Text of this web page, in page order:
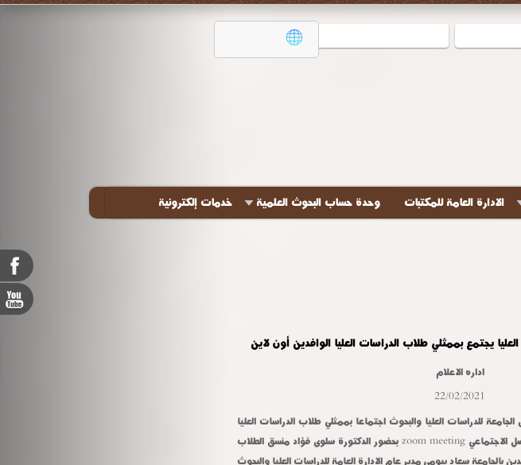
الادارة العامة للمكتبات وحدة حساب البحوث العلمية خدمات إلكترونية
يجتمع بممثلي طلاب الدراسات العليا الوافدين أون لاين
اداره الاعلام
22/02/2021
للدراسات العليا والبحوث اجتماعا بممثلي طلاب الدراسات العليا
الوافدين من البلاد العربية عبر منصة التواصل الاجتماعي zoom meeting بحضور الدكتورة سلوى فؤاد منسق الطلاب
بالجامعة سعاد بيومي مدير عام الإدارة العامة للدراسات العليا والبحوث